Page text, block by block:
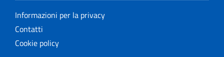
Informazioni per la privacy
Contatti
Cookie policy